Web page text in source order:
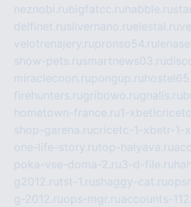
neznobi.rubigfatcc.ru habble.ru
delfinet.rusilvernano.ruelestal.ru
velotrenajery.rupronso54.ru
show-pets.rusmartnews03.ru
miraclecoon.rupongup.ru
firehunters.rugribowo.rugnalis.ru
hometown-france.ru1-
shop-garena.rucricetc-1-xbetr-1-
one-life-story.rutop-halyava.ru
poka-vse-doma-2.ru3-d-file.ru
g2012.rutst-1.rushaggy-cat.ru
g-2012.ruops-mgr.ruaccounts-